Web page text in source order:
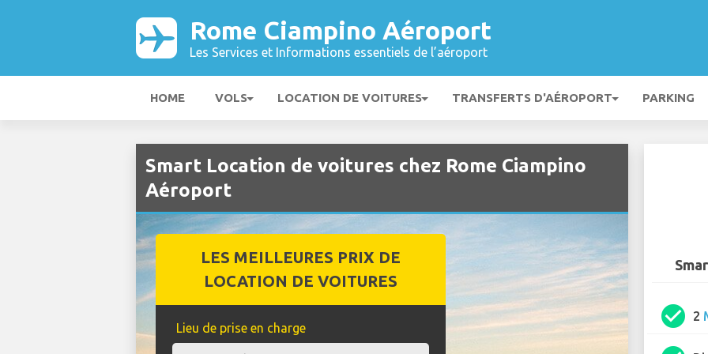
Rome Ciampino Aéroport
Les Services et Informations essentiels de l’aéroport
HOME VOLS LOCATION DE VOITURES TRANSFERTS D'AÉROPORT PARKING
Smart Location de voitures chez Rome Ciampino
Aéroport
LES MEILLEURES PRIX DE
LOCATION DE VOITURES
Lieu de prise en charge check_circle 2